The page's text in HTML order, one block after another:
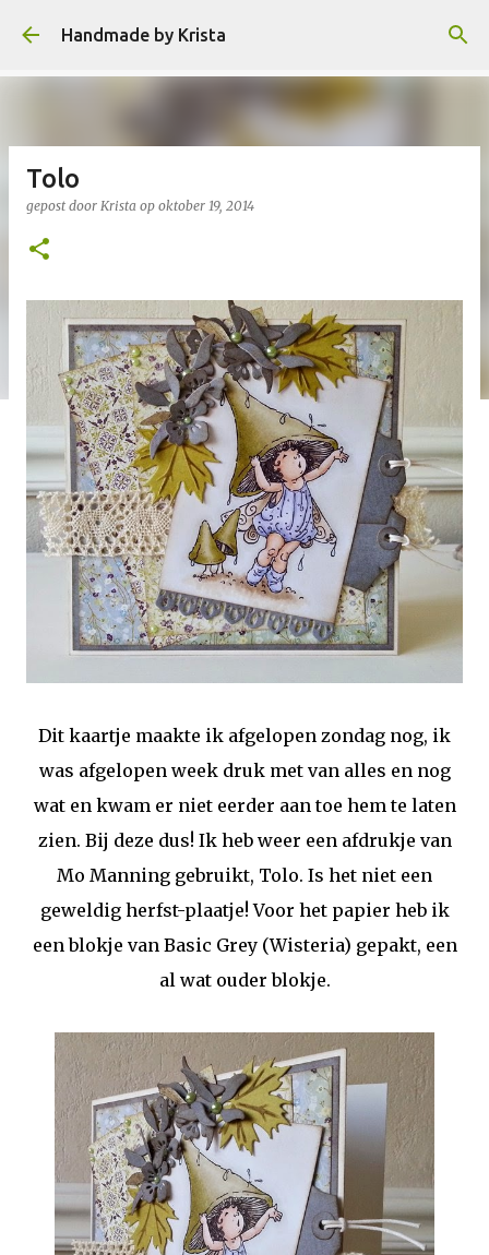
Doorgaan naar hoofdcontent
Handmade by Krista
Tolo
gepost door Krista op oktober 19, 2014
Dit kaartje maakte ik afgelopen zondag nog, ik
was afgelopen week druk met van alles en nog
wat en kwam er niet eerder aan toe hem te laten
zien. Bij deze dus! Ik heb weer een afdrukje van
Mo Manning gebruikt, Tolo. Is het niet een
geweldig herfst-plaatje! Voor het papier heb ik
een blokje van Basic Grey (Wisteria) gepakt, een
al wat ouder blokje.